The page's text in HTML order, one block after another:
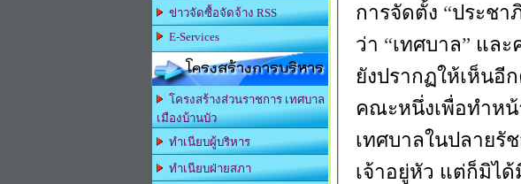
ข่าวจัดซื้อจัดจ้าง RSS
E-Services
โครงสร้างการบริหาร
โครงสร้างส่วนราชการ เทศบาล
เมืองบ้านบัว
ทำเนียบผู้บริหาร
ทำเนียบฝ่ายสภา
การจัดตั้ง “ประชา
ว่า “เทศบาล” และ
ยังปรากฏให้เห็นอี
คณะหนึ่งเพื่อทำห
เทศบาลในปลายรั
เจ้าอยู่หัว แต่ก็มิไ